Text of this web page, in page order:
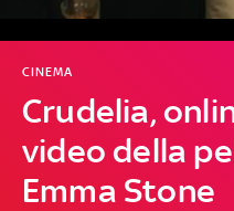
Crudelia,
video della
Emma Stone
CINEMA